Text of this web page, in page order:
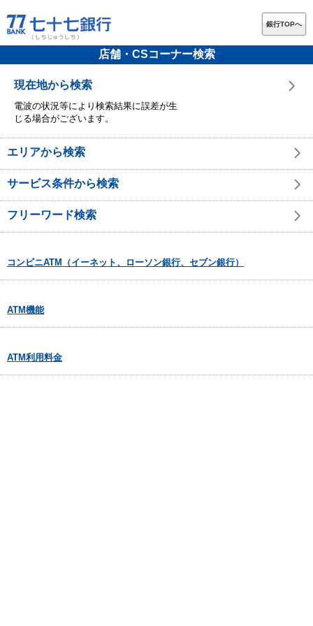
銀行TOPへ
店舗・CSコーナー検索
現在地から検索
電波の状況等により検索結果に誤差が生
じる場合がございます。
エリアから検索
サービス条件から検索
フリーワード検索
コンビニATM（イーネット、ローソン銀行、セブン銀行）
ATM機能
ATM利用料金